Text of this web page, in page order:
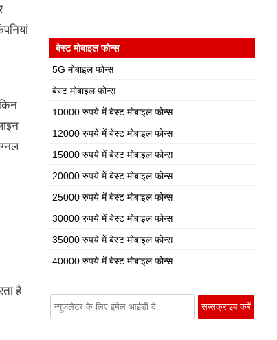
है
बेस्ट मोबाइल फोन्स
5G मोबाइल फोन्स
बेस्ट मोबाइल फोन्स
10000 रुपये में बेस्ट मोबाइल फोन्स
12000 रुपये में बेस्ट मोबाइल फोन्स
15000 रुपये में बेस्ट मोबाइल फोन्स
20000 रुपये में बेस्ट मोबाइल फोन्स
25000 रुपये में बेस्ट मोबाइल फोन्स
30000 रुपये में बेस्ट मोबाइल फोन्स
35000 रुपये में बेस्ट मोबाइल फोन्स
40000 रुपये में बेस्ट मोबाइल फोन्स